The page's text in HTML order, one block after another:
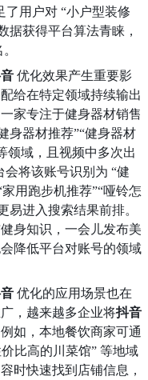
了用户对 “小户型装修
据获得平台算法青睐，
优化效果产生重要影
给在特定领域持续输出
家专注于健身器材销售
身器材推荐”“健身器材
领域，且视频中多次出
会将该账号识别为 “健
用跑步机推荐”“哑铃怎
易进入搜索结果前排。
身知识，一会儿发布美
降低平台对账号的领域
优化的应用场景也在
，越来越多企业将抖音
如，本地餐饮商家可通
比高的川菜馆” 等地域
时快速找到店铺信息，